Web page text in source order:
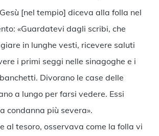
[nel tempio] diceva alla folla nel
«Guardatevi dagli scribi, che
in lunghe vesti, ricevere saluti
i primi seggi nelle sinagoghe e i
Divorano le case delle
a lungo per farsi vedere. Essi
condanna più severa».
al tesoro, osservava come la folla vi